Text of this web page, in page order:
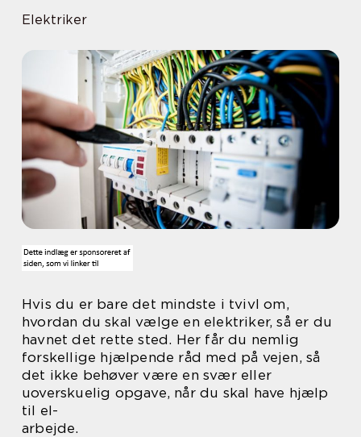
Elektriker
Hvis du er bare det mindste i tvivl om,
hvordan du skal vælge en elektriker, så er du
havnet det rette sted. Her får du nemlig
forskellige hjælpende råd med på vejen, så
det ikke behøver være en svær eller
uoverskuelig opgave, når du skal have hjælp
til el-
arbejde.